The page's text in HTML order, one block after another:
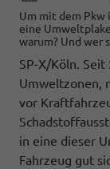
Um mit dem Pkw
eine
warum? Und wer
SP-X/Köln.
Umweltzonen,
vor
in eine dieser
Fahrzeug gut